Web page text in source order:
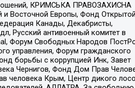
КРИМСЬКА ПРАВОЗАХИСНА
и Восточной Европы, Фонд Открытой
Канады, Декабристы,
Русский антивоенный комитет в
Форум Свободных Народов
управления, Форум гражданского
борьбы с коррупцией Инк, Завет
Чернигов, Фонд Дом Прав
человека Крым, Центр дикого